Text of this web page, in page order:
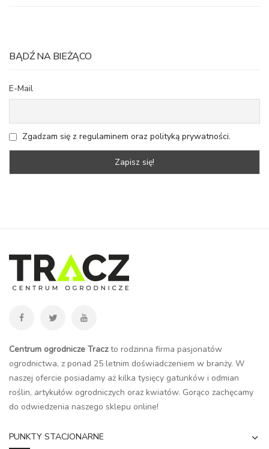
BĄDŹ NA BIEŻĄCO
E-Mail
Zgadzam się z regulaminem oraz polityką prywatności.
Centrum ogrodnicze Traczto rodzinna firma pasjonatów
ogrodnictwa, z ponad 25 letnim doświadczeniem w branży. W
naszej ofercie posiadamy aż kilka tysięcy gatunków i odmian
roślin, artykułów ogrodniczych oraz kwiatów. Gorąco zachęcamy
do odwiedzenia naszego sklepu online!
PUNKTY STACJONARNE